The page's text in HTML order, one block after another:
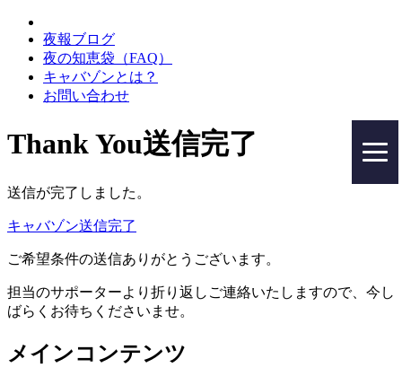
夜報ブログ
夜の知恵袋（FAQ）
キャバゾンとは？
お問い合わせ
Thank You送信完了
送信が完了しました。
キャバゾン送信完了
ご希望条件の送信ありがとうございます。
担当のサポーターより折り返しご連絡いたしますので、今し
ばらくお待ちくださいませ。
メインコンテンツ